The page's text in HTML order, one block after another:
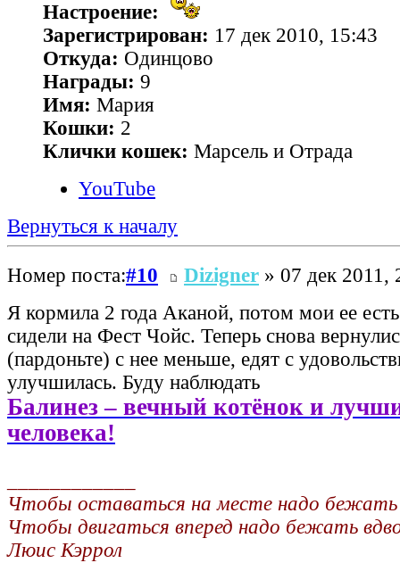
Настроение:
Зарегистрирован: 17 дек 2010, 15:43
Откуда: Одинцово
Награды: 9
Имя: Мария
Кошки: 2
Клички кошек: Марсель и Отрада
YouTube
Вернуться к началу
Номер поста:#10 Dizigner » 07 дек 2011,
Я кормила 2 года Аканой, потом мои ее есть
сидели на Фест Чойс. Теперь снова
(пардоньте) с нее меньше, едят с
улучшилась. Буду наблюдать
Балинез – вечный котёнок и
человека!
Чтобы оставаться на месте надо бежать
Чтобы двигаться вперед надо бежать
Люис Кэррол